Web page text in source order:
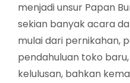
menjadi unsur Papan
sekian banyak acara
mulai dari pernikahan,
pendahuluan toko
kelulusan, bahkan